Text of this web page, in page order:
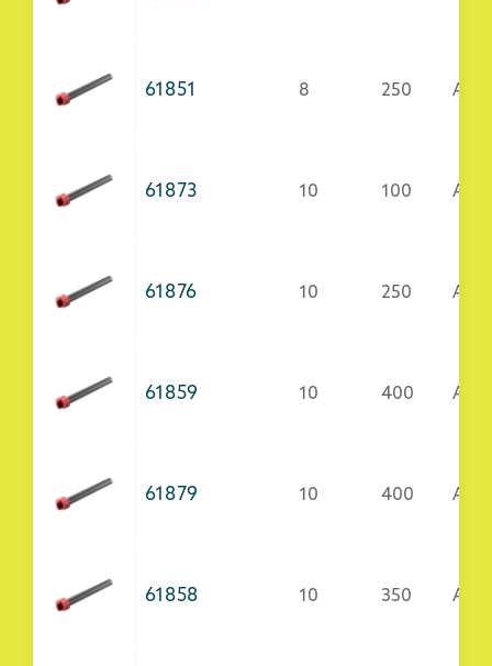
61851 8 250
61873 10 100
61876 10 250
61859 10 400
61879 10 400
61858 10 350